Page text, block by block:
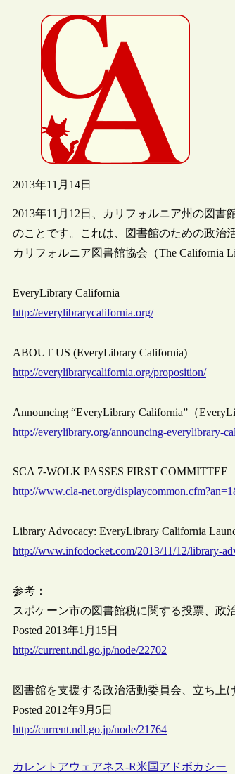
2013年11月14日
2013年11月12日、カリフォルニア州の図書
のことです。これは、図書館のための政治
カリフォルニア図書館協会（The California
EveryLibrary California
http://everylibrarycalifornia.org/
ABOUT US (EveryLibrary California)
http://everylibrarycalifornia.org/proposition/
Announcing “EveryLibrary California”（
http://everylibrary.org/announcing-everylibrary-
SCA 7-WOLK PASSES FIRST COMMITTEE
http://www.cla-net.org/
Library Advocacy: EveryLibrary California
http://www.infodocket.com/2013/11/12/library-
参考：
スポケーン市の図書館税に関する投票、政
Posted 2013年1月15日
http://current.ndl.go.jp/node/22702
図書館を支援する政治活動委員会、立ち上
Posted 2012年9月5日
http://current.ndl.go.jp/node/21764
カレントアウェアネス-R米国 アドボカシー